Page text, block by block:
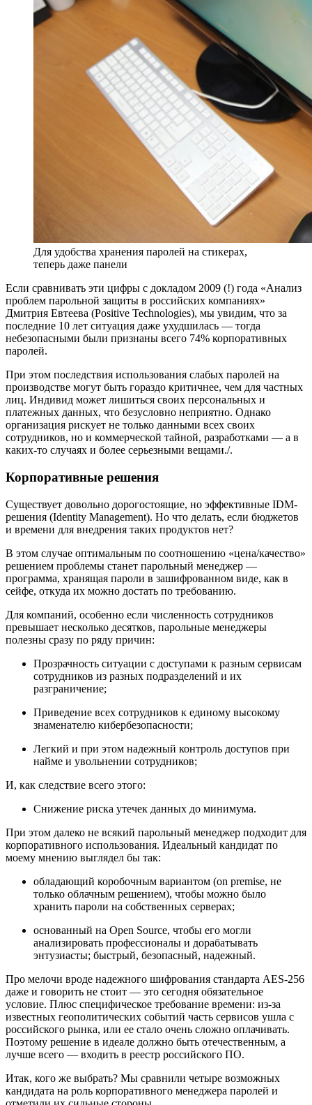
Для удобства хранения паролей на стикерах,
теперь даже панели
Если сравнивать эти цифры с докладом 2009 (!) года «Анализ
проблем парольной защиты в российских компаниях»
Дмитрия Евтеева (Positive Technologies), мы увидим, что за
последние 10 лет ситуация даже ухудшилась — тогда
небезопасными были признаны всего 74% корпоративных
паролей.
При этом последствия использования слабых паролей на
производстве могут быть гораздо критичнее, чем для частных
лиц. Индивид может лишиться своих персональных и
платежных данных, что безусловно неприятно. Однако
организация рискует не только данными всех своих
сотрудников, но и коммерческой тайной, разработками — а в
каких-то случаях и более серьезными вещами./.
Корпоративные решения
Существует довольно дорогостоящие, но эффективные IDM-
решения (Identity Management). Но что делать, если бюджетов
и времени для внедрения таких продуктов нет?
В этом случае оптимальным по соотношению «цена/качество»
решением проблемы станет парольный менеджер —
программа, хранящая пароли в зашифрованном виде, как в
сейфе, откуда их можно достать по требованию.
Для компаний, особенно если численность сотрудников
превышает несколько десятков, парольные менеджеры
полезны сразу по ряду причин:
Прозрачность ситуации с доступами к разным сервисам
сотрудников из разных подразделений и их
разграничение;
Приведение всех сотрудников к единому высокому
знаменателю кибербезопасности;
Легкий и при этом надежный контроль доступов при
найме и увольнении сотрудников;
И, как следствие всего этого:
Снижение риска утечек данных до минимума.
При этом далеко не всякий парольный менеджер подходит для
корпоративного использования. Идеальный кандидат по
моему мнению выглядел бы так:
обладающий коробочным вариантом (on premise, не
только облачным решением), чтобы можно было
хранить пароли на собственных серверах;
основанный на Open Source, чтобы его могли
анализировать профессионалы и дорабатывать
энтузиасты; быстрый, безопасный, надежный.
Про мелочи вроде надежного шифрования стандарта AES-256
даже и говорить не стоит — это сегодня обязательное
условие. Плюс специфическое требование времени: из-за
известных геополитических событий часть сервисов ушла с
российского рынка, или ее стало очень сложно оплачивать.
Поэтому решение в идеале должно быть отечественным, а
лучше всего — входить в реестр российского ПО.
Итак, кого же выбрать? Мы сравнили четыре возможных
кандидата на роль корпоративного менеджера паролей и